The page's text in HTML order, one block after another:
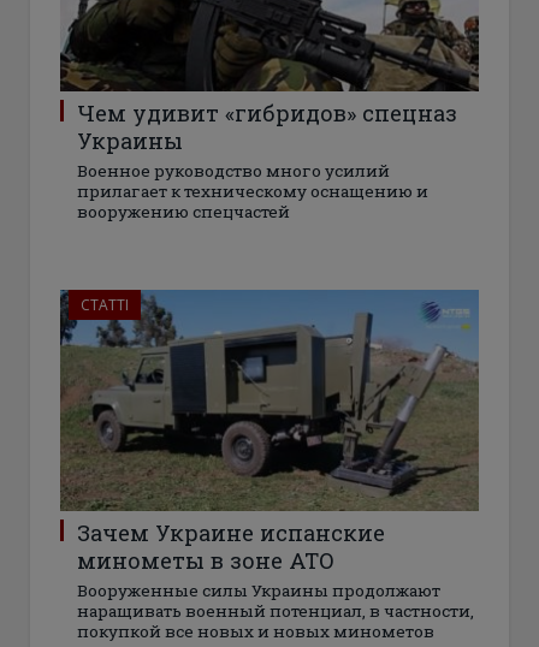
Чем удивит «гибридов» спецназ
Украины
Военное руководство много усилий
прилагает к техническому оснащению и
вооружению спецчастей
СТАТТІ
Зачем Украине испанские
минометы в зоне АТО
Вооруженные силы Украины продолжают
наращивать военный потенциал, в частности,
покупкой все новых и новых минометов